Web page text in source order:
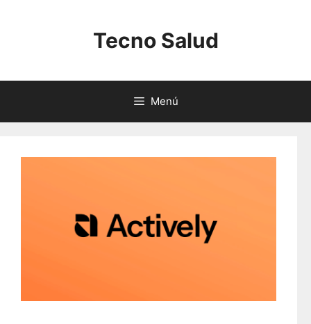
Tecno Salud
Menú